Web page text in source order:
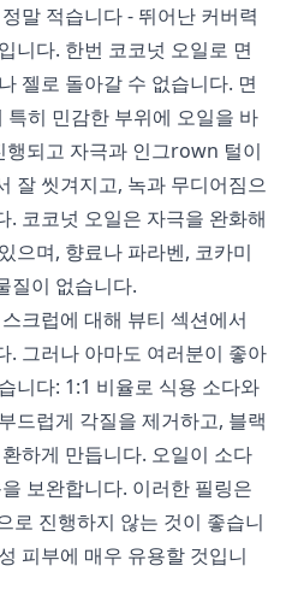
말 적습니다 - 뛰어난 커버력
니다. 한번 코코넛 오일로 면
젤로 돌아갈 수 없습니다. 면
히 민감한 부위에 오일을 바
행되고 자극과 인그rown 털이
잘 씻겨지고, 녹과 무디어짐으
. 코코넛 오일은 자극을 완화해
으며, 향료나 파라벤, 코카미
질이 없습니다.
크럽에 대해 뷰티 섹션에서
. 그러나 아마도 여러분이 좋아
니다: 1:1 비율로 식용 소다와
드럽게 각질을 제거하고, 블랙
하게 만듭니다. 오일이 소다
보완합니다. 이러한 필링은
로 진행하지 않는 것이 좋습니
피부에 매우 유용할 것입니